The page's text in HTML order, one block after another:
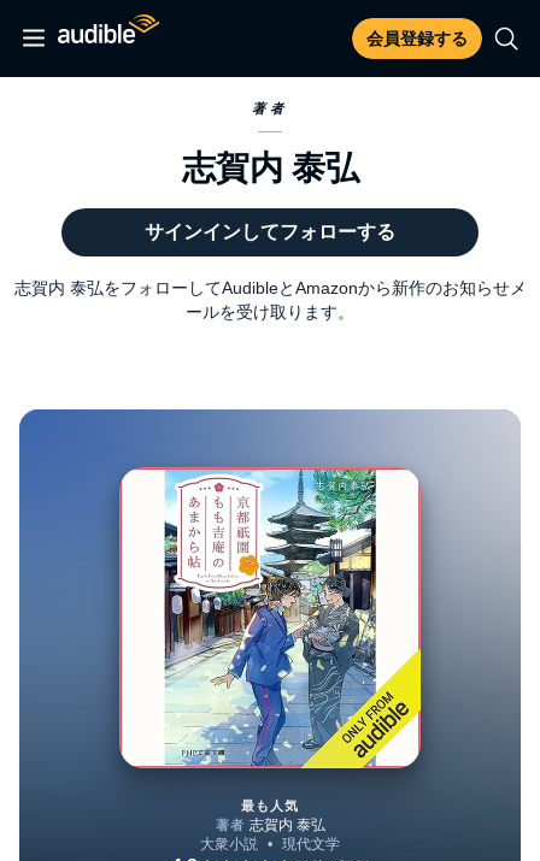
会員登録する
著者
志賀内 泰弘
サインインしてフォローする
志賀内 泰弘をフォローしてAudibleとAmazonから新作のお知らせメ
ールを受け取ります。
最も人気